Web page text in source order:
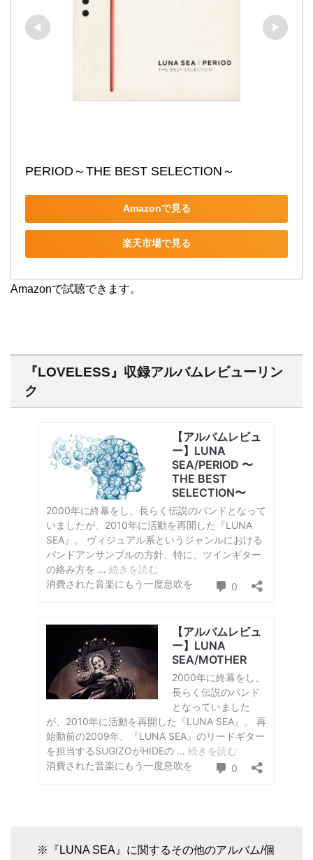
PERIOD～THE BEST SELECTION～
Amazonで見る
楽天市場で見る
Amazonで試聴できます。
『LOVELESS』収録アルバムレビューリン
ク
※『LUNA SEA』に関するその他のアルバム/個